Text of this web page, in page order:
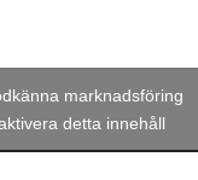
marknadsföring
detta innehåll